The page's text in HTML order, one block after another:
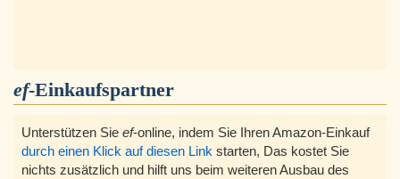
ef-Einkaufspartner
Unterstützen Sie ef-online, indem Sie Ihren Amazon-Einkauf
durch einen Klick auf diesen Link starten, Das kostet Sie
nichts zusätzlich und hilft uns beim weiteren Ausbau des